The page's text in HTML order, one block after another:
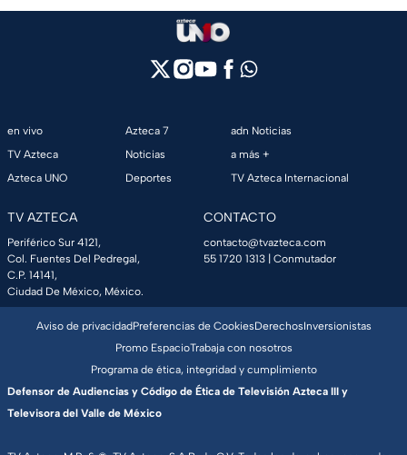
en vivo
TV Azteca
Azteca UNO
Azteca 7
Noticias
Deportes
adn Noticias
a más +
TV Azteca Internacional
TV AZTECA
Periférico Sur 4121,
Col. Fuentes Del Pedregal,
C.P. 14141,
Ciudad De México, México.
CONTACTO
contacto@tvazteca.com
55 1720 1313 | Conmutador
Aviso de privacidadPreferencias de CookiesDerechosInversionistas
Promo EspacioTrabaja con nosotros
Programa de ética, integridad y cumplimiento
Defensor de Audiencias y Código de Ética de Televisión Azteca III y
Televisora del Valle de México